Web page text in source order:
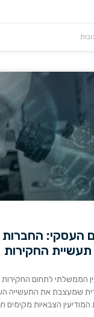
העסקי: החברות
החקירות
הממשלתי לתחום
שמעצבת את התעשייה
המודיעין הצבאיות